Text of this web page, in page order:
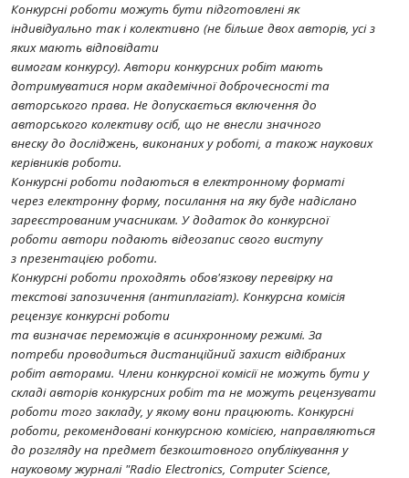
Конкурсні роботи можуть бути підготовлені як
індивідуально так і колективно (не більше двох авторів, усі з
яких мають відповідати
вимогам конкурсу). Автори конкурсних робіт мають
дотримуватися норм академічної доброчесності та
авторського права. Не допускається включення до
авторського колективу осіб, що не внесли значного
внеску до досліджень, виконаних у роботі, а також наукових
керівників роботи.
Конкурсні роботи подаються в електронному форматі
через електронну форму, посилання на яку буде надіслано
зареєстрованим учасникам. У додаток до конкурсної
роботи автори подають відеозапис свого виступу
з презентацією роботи.
Конкурсні роботи проходять обов'язкову перевірку на
текстові запозичення (антиплагіат). Конкурсна комісія
рецензує конкурсні роботи
та визначає переможців в асинхронному режимі. За
потреби проводиться дистанційний захист відібраних
робіт авторами. Члени конкурсної комісії не можуть бути у
складі авторів конкурсних робіт та не можуть рецензувати
роботи того закладу, у якому вони працюють. Конкурсні
роботи, рекомендовані конкурсною комісією, направляються
до розгляду на предмет безкоштовного опублікування у
науковому журналі "Radio Electronics, Computer Science,